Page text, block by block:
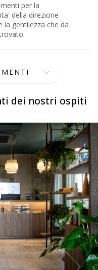
dei nostri ospiti
per la
della direzione
la gentilezza che da